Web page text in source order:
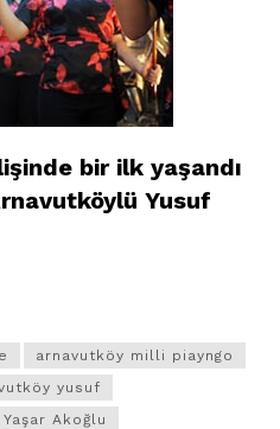
bir ilk yaşandı
Yusuf
arnavutköy milli piayngo
yusuf
Yaşar Akoğlu